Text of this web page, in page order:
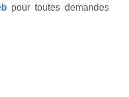
pour toutes demandes